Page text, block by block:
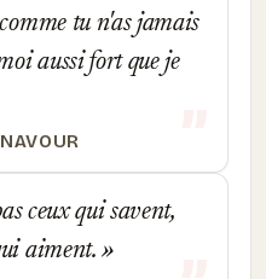
tu n'as jamais
aussi fort que je
ceux qui savent,
aiment.